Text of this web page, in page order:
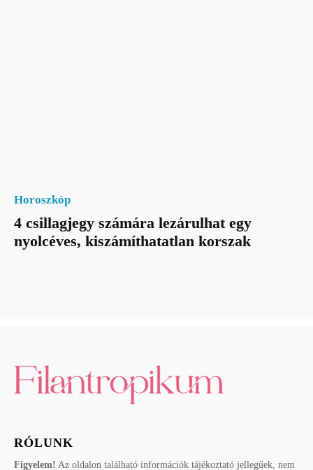
Horoszkóp
4 csillagjegy számára lezárulhat egy
nyolcéves, kiszámíthatatlan korszak
RÓLUNK
Figyelem! Az oldalon található információk tájékoztató jellegűek, nem